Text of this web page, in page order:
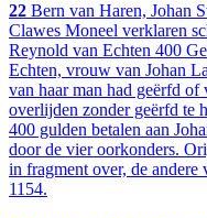
22 Bern van Haren, Johan
Clawes Moneel verklaren
Reynold van Echten 400
Echten, vrouw van Johan
van haar man had geërfd
overlijden zonder geërfd te
400 gulden betalen aan
door de vier oorkonders.
in fragment over, de
1154.